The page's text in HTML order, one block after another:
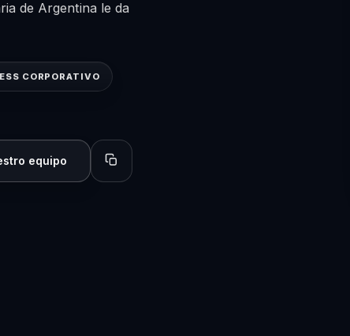
de Argentina le da
CORPORATIVO
equipo Copiar perfil para compartir